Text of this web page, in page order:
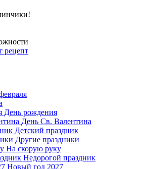
рецепт
День рождения
День Св. Валентина
Детский праздник
Другие праздники
На скорую руку
Недорогой праздник
Новый год 2027